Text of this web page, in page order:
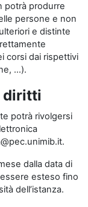
potrà produrre
persone e non
e distinte
corsi dai rispettivi
…).
diritti
potrà rivolgersi
dalla data di
esteso fino
dell’istanza.